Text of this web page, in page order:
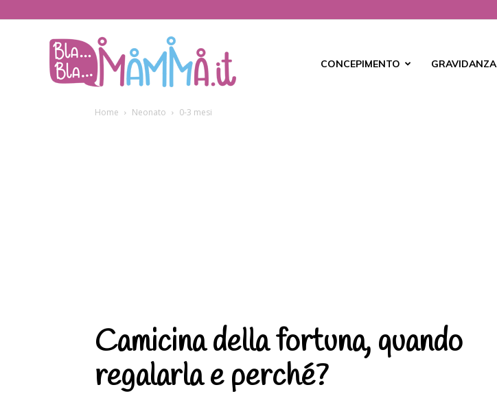
CONCEPIMENTO GRAVIDANZA
Home Neonato 0-3 mesi
Camicina della fortuna, quando
regalarla e perché?